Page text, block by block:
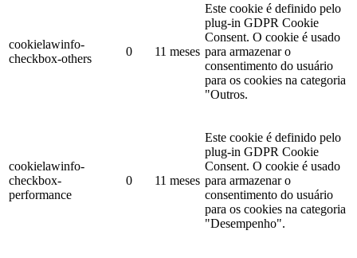
cookielawinfo-
checkbox-others
0 11 meses
Este cookie é definido pelo
plug-in GDPR Cookie
Consent. O cookie é usado
para armazenar o
consentimento do usuário
para os cookies na categoria
"Outros.
cookielawinfo-
checkbox-
performance
0 11 meses
Este cookie é definido pelo
plug-in GDPR Cookie
Consent. O cookie é usado
para armazenar o
consentimento do usuário
para os cookies na categoria
"Desempenho".